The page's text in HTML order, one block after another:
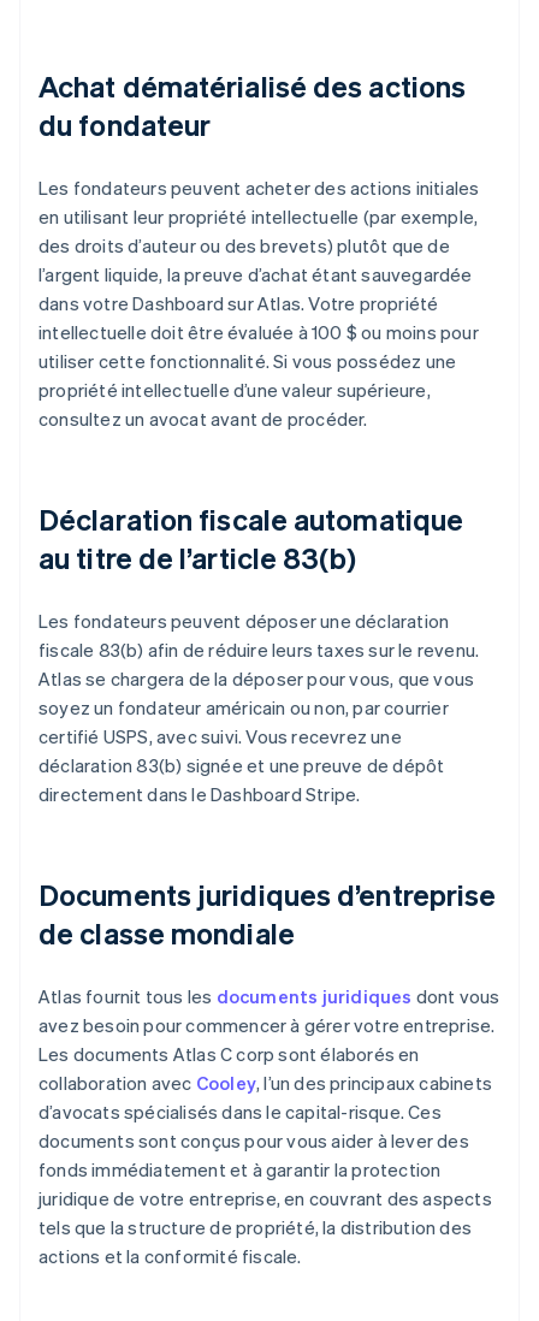
Achat dématérialisé des actions
du fondateur
Les fondateurs peuvent acheter des actions initiales
en utilisant leur propriété intellectuelle (par exemple,
des droits d’auteur ou des brevets) plutôt que de
l’argent liquide, la preuve d’achat étant sauvegardée
dans votre Dashboard sur Atlas. Votre propriété
intellectuelle doit être évaluée à 100 $ ou moins pour
utiliser cette fonctionnalité. Si vous possédez une
propriété intellectuelle d’une valeur supérieure,
consultez un avocat avant de procéder.
Déclaration fiscale automatique
au titre de l’article 83(b)
Les fondateurs peuvent déposer une déclaration
fiscale 83(b) afin de réduire leurs taxes sur le revenu.
Atlas se chargera de la déposer pour vous, que vous
soyez un fondateur américain ou non, par courrier
certifié USPS, avec suivi. Vous recevrez une
déclaration 83(b) signée et une preuve de dépôt
directement dans le Dashboard Stripe.
Documents juridiques d’entreprise
de classe mondiale
Atlas fournit tous les documents juridiques dont vous
avez besoin pour commencer à gérer votre entreprise.
Les documents Atlas C corp sont élaborés en
collaboration avec Cooley, l’un des principaux cabinets
d’avocats spécialisés dans le capital-risque. Ces
documents sont conçus pour vous aider à lever des
fonds immédiatement et à garantir la protection
juridique de votre entreprise, en couvrant des aspects
tels que la structure de propriété, la distribution des
actions et la conformité fiscale.